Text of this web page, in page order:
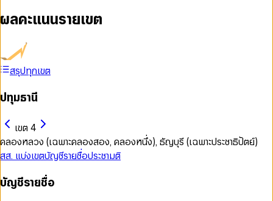
ผลคะแนนรายเขต
สรุปทุกเขต
ปทุมธานี
เขต 4
คลองหลวง (เฉพาะคลองสอง, คลองหนึ่ง), ธัญบุรี (เฉพาะประชาธิปัตย์)
สส. แบ่งเขตบัญชีรายชื่อประชามติ
บัญชีรายชื่อ